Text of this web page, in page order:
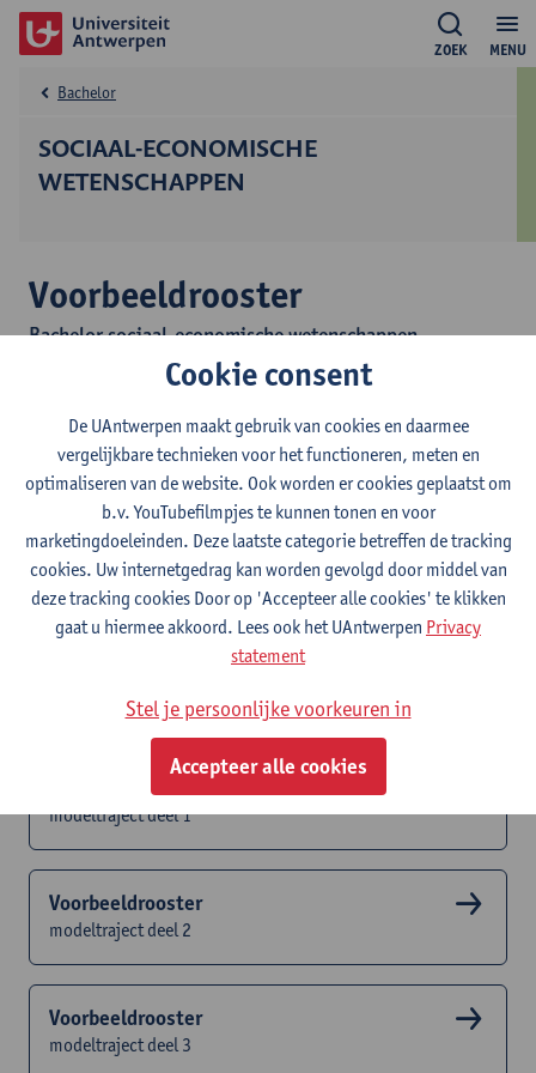
MENU
ZOEK
SOCIAAL-ECONOMISCHE
WETENSCHAPPEN
Bachelor
Voorbeeldrooster
Bachelor sociaal-economische wetenschappen
lesweken er in grote lijnen uitzien. Dit rooster toont alle
opleidingsonderdelen waaronder ook de
keuzeopleidingsonderdelen die niet noodzakelijk deel uitmaken
van een individueel programma.
Het voorbeeldrooster is steeds actueel, maar voor de start van
het semester is het mogelijk dat nog niet alle lesactiviteiten
ingepland zijn. Het reële uurrooster kan dus verschillen van dit
voorbeeldrooster.
Studenten die ingeschreven zijn consulteren hun persoonlijk
Voorbeeldrooster
modeltraject deel 1
Voorbeeldrooster
modeltraject deel 2
Voorbeeldrooster
modeltraject deel 3
Cookie consent
De UAntwerpen maakt gebruik van cookies en daarmee
vergelijkbare technieken voor het functioneren, meten en
optimaliseren van de website. Ook worden er cookies geplaatst om
b.v. YouTubefilmpjes te kunnen tonen en voor
marketingdoeleinden. Deze laatste categorie betreffen de tracking
cookies. Uw internetgedrag kan worden gevolgd door middel van
deze tracking cookies Door op 'Accepteer alle cookies' te klikken
gaat u hiermee akkoord. Lees ook het UAntwerpen Privacy
statement
Stel je persoonlijke voorkeuren in
Accepteer alle cookies